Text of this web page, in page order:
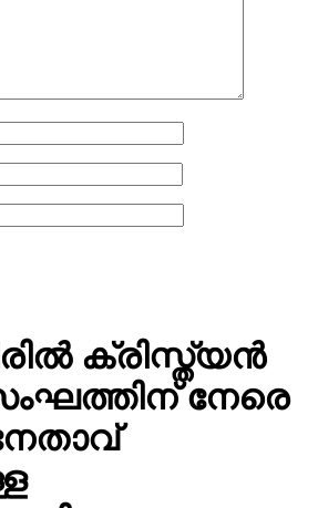
ക്രിസ്ത്യന്‍
നേരെ